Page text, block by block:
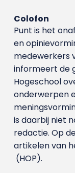
Colofon
Punt is het
en
medewerkers
informeert de
Hogeschool
onderwerpen
is daarbij niet
redactie. Op
artikelen van
(HOP).